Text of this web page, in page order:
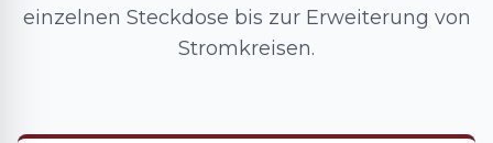
einzelnen Steckdose bis zur Erweiterung von
Stromkreisen.